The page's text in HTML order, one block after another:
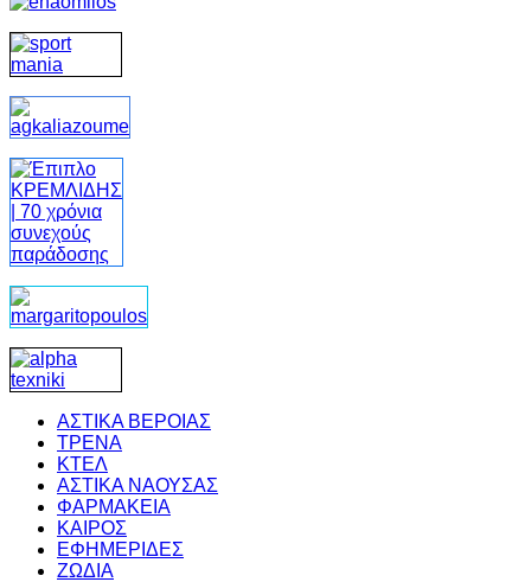
ΑΣΤΙΚΑ ΒΕΡΟΙΑΣ
ΤΡΕΝΑ
ΚΤΕΛ
ΑΣΤΙΚΑ ΝΑΟΥΣΑΣ
ΦΑΡΜΑΚΕΙΑ
ΚΑΙΡΟΣ
ΕΦΗΜΕΡΙΔΕΣ
ΖΩΔΙΑ